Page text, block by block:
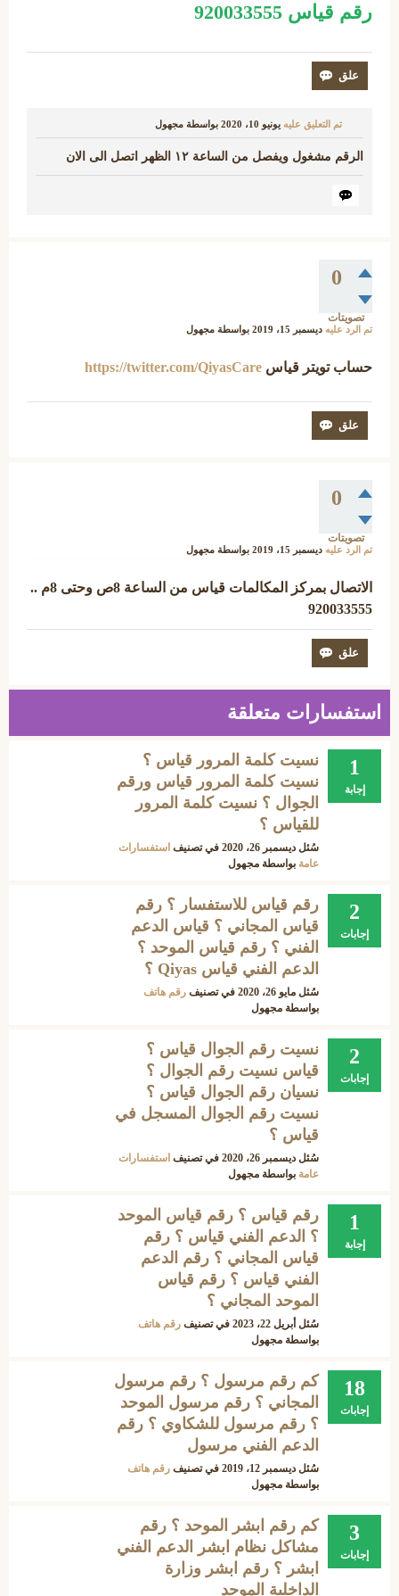
رقم قياس 920033555
تم التعليق عليه يونيو 10، 2020 بواسطة مجهول
الرقم مشغول ويفصل من الساعة ١٢ الظهر اتصل الى الان
0
تصويتات
تم الرد عليه ديسمبر 15، 2019 بواسطة مجهول
حساب تويتر قياس https://twitter.com/QiyasCare
0
تصويتات
تم الرد عليه ديسمبر 15، 2019 بواسطة مجهول
الاتصال بمركز المكالمات قياس من الساعة 8ص وحتى 8م ..
920033555
استفسارات متعلقة
1
إجابة
نسيت كلمة المرور قياس ؟
نسيت كلمة المرور قياس ورقم
الجوال ؟ نسيت كلمة المرور
للقياس ؟
سُئل ديسمبر 26، 2020 في تصنيف استفسارات
عامة بواسطة مجهول
2
إجابات
رقم قياس للاستفسار ؟ رقم
قياس المجاني ؟ قياس الدعم
الفني ؟ رقم قياس الموحد ؟
الدعم الفني قياس Qiyas ؟
سُئل مايو 26، 2020 في تصنيف رقم هاتف
بواسطة مجهول
2
إجابات
نسيت رقم الجوال قياس ؟
قياس نسيت رقم الجوال ؟
نسيان رقم الجوال قياس ؟
نسيت رقم الجوال المسجل في
قياس ؟
سُئل ديسمبر 26، 2020 في تصنيف استفسارات
عامة بواسطة مجهول
1
إجابة
رقم قياس ؟ رقم قياس الموحد
؟ الدعم الفني قياس ؟ رقم
قياس المجاني ؟ رقم الدعم
الفني قياس ؟ رقم قياس
الموحد المجاني ؟
سُئل أبريل 22، 2023 في تصنيف رقم هاتف
بواسطة مجهول
18
إجابات
كم رقم مرسول ؟ رقم مرسول
المجاني ؟ رقم مرسول الموحد
؟ رقم مرسول للشكاوي ؟ رقم
الدعم الفني مرسول
سُئل ديسمبر 12، 2019 في تصنيف رقم هاتف
بواسطة مجهول
3
إجابات
كم رقم ابشر الموحد ؟ رقم
مشاكل نظام ابشر الدعم الفني
ابشر ؟ رقم ابشر وزارة
الداخلية الموحد